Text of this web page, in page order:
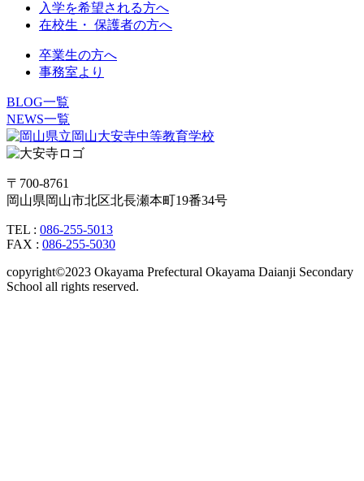
入学を希望される方へ
在校生・ 保護者の方へ
卒業生の方へ
事務室より
BLOG一覧
NEWS一覧
〒700-8761
岡山県岡山市北区北長瀬本町19番34号
TEL : 086-255-5013
FAX : 086-255-5030
copyright©2023 Okayama Prefectural Okayama Daianji Secondary
School all rights reserved.